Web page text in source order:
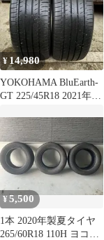
¥ 14,980
YOKOHAMA BluEarth-
GT 225/45R18 2021年製
¥5,500
1本 2020年製夏タイヤ
265/60R18 110H ヨコハ